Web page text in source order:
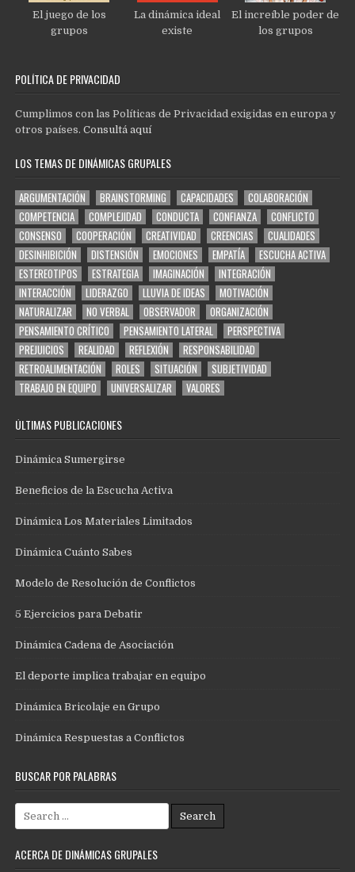
El juego de los
grupos
La dinámica ideal
existe
El increíble poder de
los grupos
POLÍTICA DE PRIVACIDAD
Cumplimos con las Políticas de Privacidad exigidas en europa y
otros países.Consultá aquí
LOS TEMAS DE DINÁMICAS GRUPALES
ARGUMENTACIÓN BRAINSTORMING CAPACIDADES
COLABORACIÓN
COMPETENCIA
COMPLEJIDAD CONDUCTA CONFIANZA
CONFLICTO
CONSENSO
COOPERACIÓN CREATIVIDAD CREENCIAS
CUALIDADES
DESINHIBICIÓN
DISTENSIÓN EMOCIONES EMPATÍA
ESCUCHA ACTIVA
ESTEREOTIPOS
ESTRATEGIA IMAGINACIÓN
INTEGRACIÓN
INTERACCIÓN
LIDERAZGO LLUVIA DE IDEAS
MOTIVACIÓN
NATURALIZAR
NO VERBAL OBSERVADOR
ORGANIZACIÓN
PENSAMIENTO CRÍTICO
PENSAMIENTO LATERAL
PERSPECTIVA
PREJUICIOS
REALIDAD REFLEXIÓN
RESPONSABILIDAD
RETROALIMENTACIÓN
ROLES SITUACIÓN
SUBJETIVIDAD
TRABAJO EN EQUIPO
UNIVERSALIZAR VALORES
ÚLTIMAS PUBLICACIONES
Dinámica Sumergirse
Beneficios de la Escucha Activa
Dinámica Los Materiales Limitados
Dinámica Cuánto Sabes
Modelo de Resolución de Conflictos
5 Ejercicios para Debatir
Dinámica Cadena de Asociación
El deporte implica trabajar en equipo
Dinámica Bricolaje en Grupo
Dinámica Respuestas a Conflictos
BUSCAR POR PALABRAS
Search
for:
ACERCA DE DINÁMICAS GRUPALES